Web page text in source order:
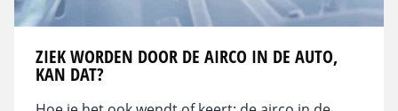
ZIEK WORDEN DOOR DE AIRCO IN DE AUTO,
KAN DAT?